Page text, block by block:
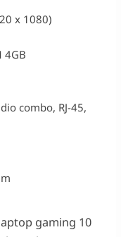
x 1080)
4GB
combo, RJ-45,
gaming 10